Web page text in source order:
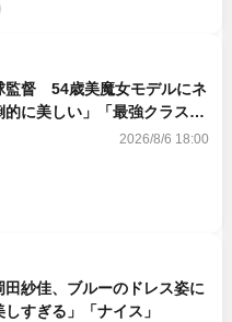
監督 54歳美魔女モデルにネ
的に美しい」「最強クラス」
2026/8/6 18:00
田紗佳、ブルーのドレス姿に
すぎる」「ナイス」